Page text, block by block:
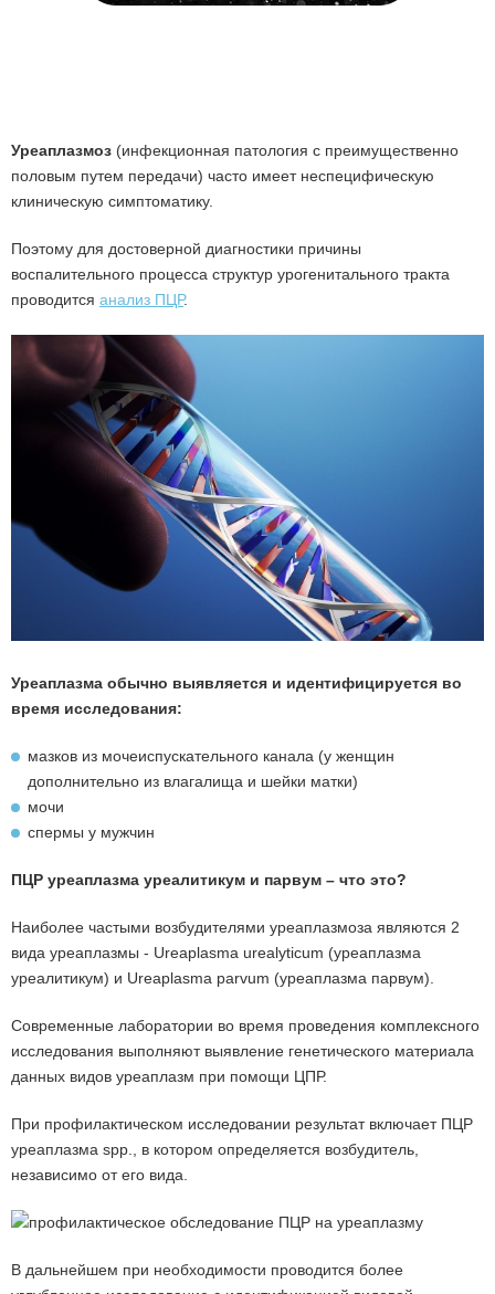
Уреаплазмоз (инфекционная патология с преимущественно
половым путем передачи) часто имеет неспецифическую
клиническую симптоматику.
Поэтому для достоверной диагностики причины
воспалительного процесса структур урогенитального тракта
проводится анализ ПЦР.
Уреаплазма обычно выявляется и идентифицируется во
время исследования:
мазков из мочеиспускательного канала (у женщин
дополнительно из влагалища и шейки матки)
мочи
спермы у мужчин
ПЦР уреаплазма уреалитикум и парвум – что это?
Наиболее частыми возбудителями уреаплазмоза являются 2
вида уреаплазмы - Ureaplasma urealyticum (уреаплазма
уреалитикум) и Ureaplasma parvum (уреаплазма парвум).
Современные лаборатории во время проведения комплексного
исследования выполняют выявление генетического материала
данных видов уреаплазм при помощи ЦПР.
При профилактическом исследовании результат включает ПЦР
уреаплазма spp., в котором определяется возбудитель,
независимо от его вида.
В дальнейшем при необходимости проводится более